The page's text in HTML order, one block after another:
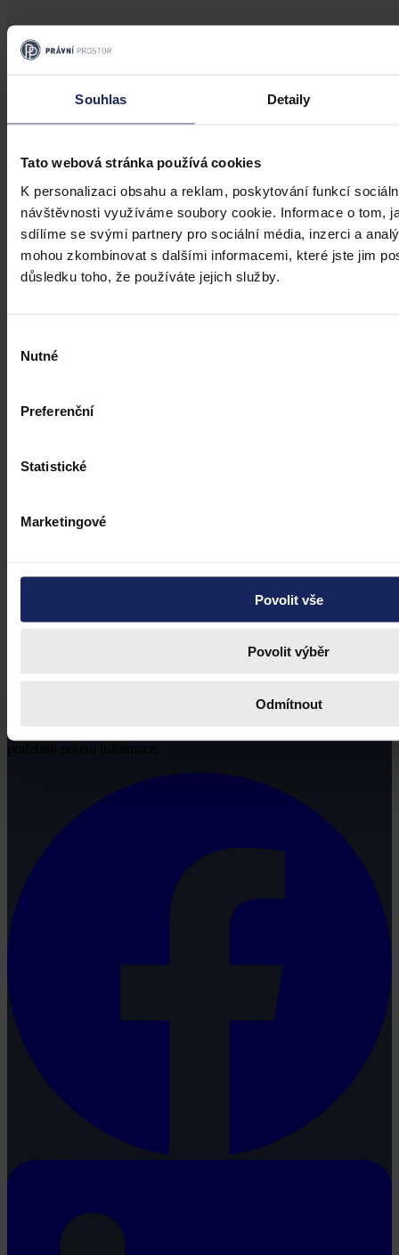
Souhlas Detaily
Tato webová stránka používá cookies
K personalizaci obsahu a reklam, poskytování funkcí
návštěvnosti využíváme soubory cookie. Informace o tom,
sdílíme se svými partnery pro sociální média, inzerci a
mohou zkombinovat s dalšími informacemi, které jste jim
důsledku toho, že používáte jejich služby.
souhlasu
Nutné
Preferenční
Statistické
Marketingové
Povolit vše
Povolit výběr
Odmítnout
Změny v legislativě
Novela prováděcí vyhlášky k zákonu o
veřejném zdravotním pojištění
Dne 1. 7. 2026 své účinnosti nabyla vyhláška, kterou se mění
zákona o veřejném zdravotním pojištění, ve znění pozdějších
předpisů. Ve Sbírce zákonů a mezinárodních smluv byla
publikována pod č. 119/2026 Sb.
Mgr. Martin Glogar • 30. července 2026, 07:27
profesionálové a zástupci právnických profesí, ale všichni, kteří